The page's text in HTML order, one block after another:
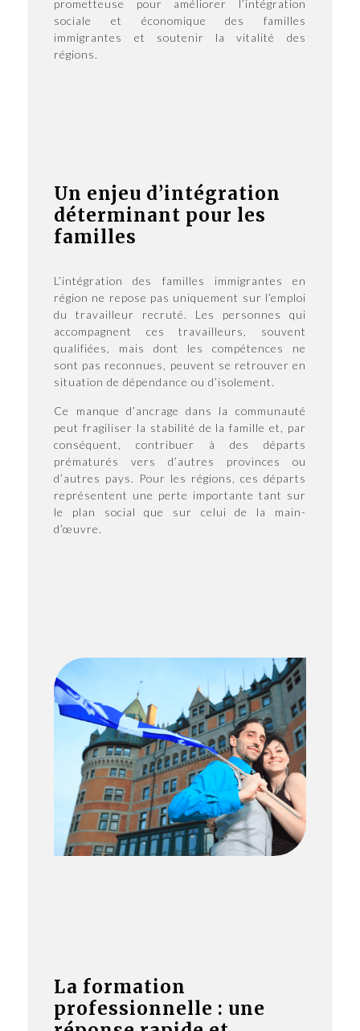
prometteuse pour améliorer l’intégration
sociale et économique des familles
immigrantes et soutenir la vitalité des
régions.
Un enjeu d’intégration
déterminant pour les
familles
L’intégration des familles immigrantes en
région ne repose pas uniquement sur l’emploi
du travailleur recruté. Les personnes qui
accompagnent ces travailleurs, souvent
qualifiées, mais dont les compétences ne
sont pas reconnues, peuvent se retrouver en
situation de dépendance ou d’isolement.
Ce manque d’ancrage dans la communauté
peut fragiliser la stabilité de la famille et, par
conséquent, contribuer à des départs
prématurés vers d’autres provinces ou
d’autres pays. Pour les régions, ces départs
représentent une perte importante tant sur
le plan social que sur celui de la main-
d’œuvre.
La formation
professionnelle : une